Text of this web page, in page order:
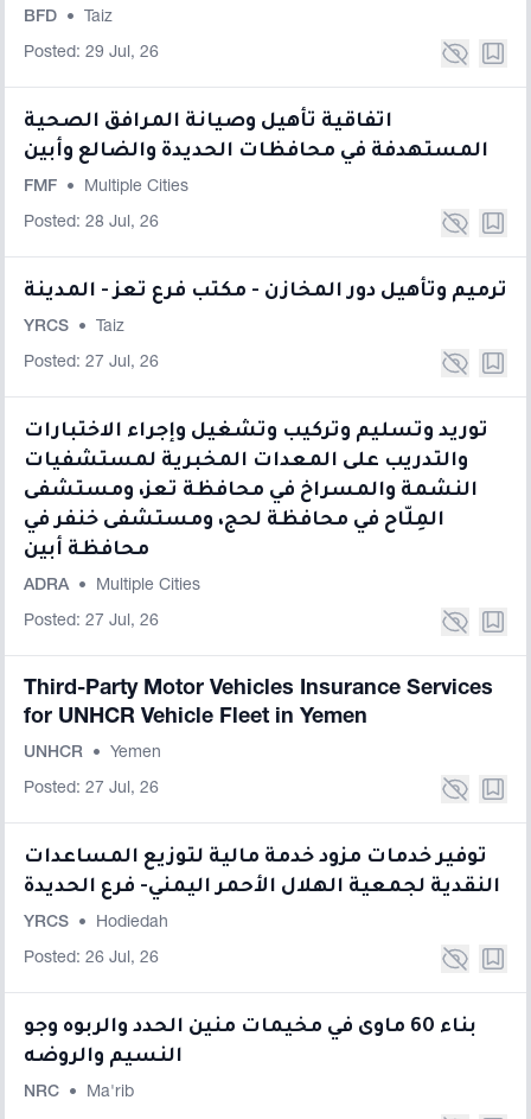
BFD • Taiz
Posted: 29 Jul, 26
اتفاقية تأهيل وصيانة المرافق الصحية
المستهدفة في محافظات الحديدة والضالع وأبين
FMF • Multiple Cities
Posted: 28 Jul, 26
ترميم وتأهيل دور المخازن - مكتب فرع تعز - المدينة
YRCS • Taiz
Posted: 27 Jul, 26
توريد وتسليم وتركيب وتشغيل وإجراء الاختبارات
والتدريب على المعدات المخبرية لمستشفيات
النشمة والمسراخ في محافظة تعز، ومستشفى
المِلّاح في محافظة لحج، ومستشفى خنفر في
محافظة أبين
ADRA • Multiple Cities
Posted: 27 Jul, 26
Third-Party Motor Vehicles Insurance Services
for UNHCR Vehicle Fleet in Yemen
UNHCR • Yemen
Posted: 27 Jul, 26
توفير خدمات مزود خدمة مالية لتوزيع المساعدات
النقدية لجمعية الهلال الأحمر اليمني- فرع الحديدة
YRCS • Hodiedah
Posted: 26 Jul, 26
بناء 60 ماوى في مخيمات منين الحدد والربوه وجو
النسيم والروضه
NRC • Ma'rib